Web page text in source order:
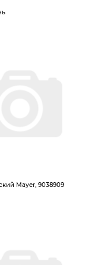
Mayer, 9038909